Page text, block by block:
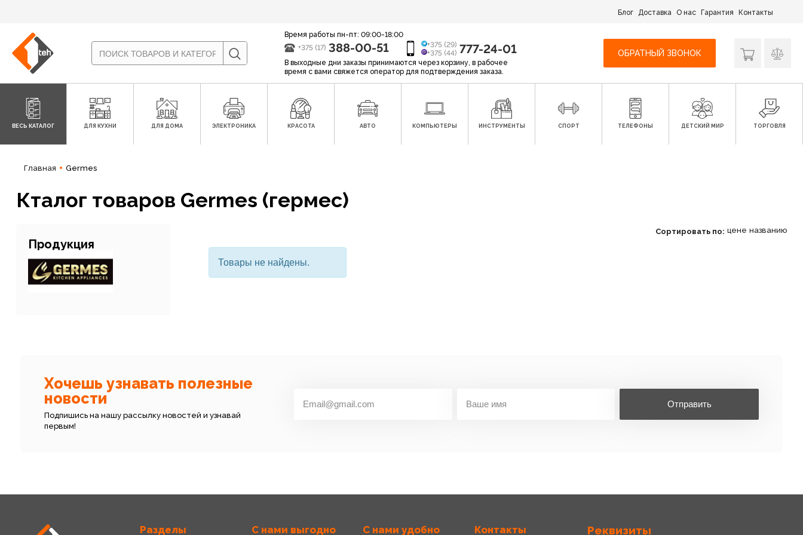
Блог Доставка О нас Гарантия Контакты
Время работы пн-пт: 09:00-18:00
+375 (17) 388-00-51
+375 (29)
+375 (44) 777-24-01
В выходные дни заказы принимаются через корзину, в рабочее
время с вами свяжется оператор для подтверждения заказа.
ОБРАТНЫЙ ЗВОНОК
ВЕСЬ КАТАЛОГ ДЛЯ КУХНИ ДЛЯ ДОМА ЭЛЕКТРОНИКА КРАСОТА АВТО КОМПЬЮТЕРЫ ИНСТРУМЕНТЫ СПОРТ ТЕЛЕФОНЫ ДЕТСКИЙ МИР ТОРГОВЛЯ
Главная Germes
Кталог товаров Germes (гермес)
Продукция
Сортировать по: цене названию
Товары не найдены.
Хочешь узнавать полезные
новости
Подпишись на нашу рассылку новостей и узнавай
первым!
Отправить
Разделы С нами выгодно С нами удобно Контакты Реквизиты